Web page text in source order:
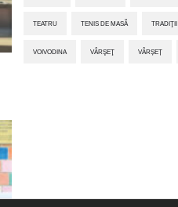
TEATRU TENIS DE MASĂ TRADIŢII
VOIVODINA VÂRŞEŢ VÂRȘEȚ